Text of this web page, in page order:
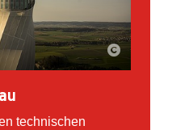
technischen